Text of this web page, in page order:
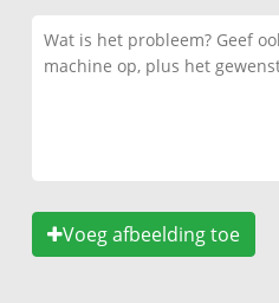
Voeg afbeelding toe